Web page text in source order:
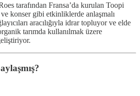
tarafından Fransa’da kurulan Toopi
konser gibi etkinliklerde anlaşmalı
aracılığıyla idrar topluyor ve elde
tarımda kullanılmak üzere